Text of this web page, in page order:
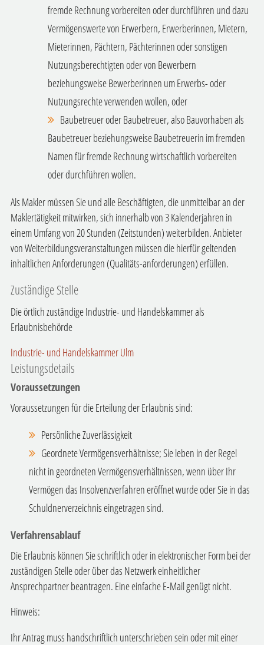
fremde Rechnung vorbereiten oder durchführen und dazu
Vermögenswerte von Erwerbern, Erwerberinnen, Mietern,
Mieterinnen, Pächtern, Pächterinnen oder sonstigen
Nutzungsberechtigten oder von Bewerbern
beziehungsweise Bewerberinnen um Erwerbs- oder
Nutzungsrechte verwenden wollen,oder
Baubetreuer oder Baubetreuer, also Bauvorhaben als
Baubetreuer beziehungsweise Baubetreuerin im fremden
Namen für fremde Rechnung wirtschaftlich vorbereiten
oder durchführen wollen.
Als Makler müssen Sie und alle Beschäftigten, die unmittelbar an der
Maklertätigkeit mitwirken, sich innerhalb von 3 Kalenderjahren in
einem Umfang von 20 Stunden (Zeitstunden) weiterbilden. Anbieter
von Weiterbildungsveranstaltungen müssen die hierfür geltenden
inhaltlichen Anforderungen (Qualitäts-anforderungen) erfüllen.
Zuständige Stelle
Die örtlich zuständige Industrie- und Handelskammer als
Erlaubnisbehörde
Industrie- und Handelskammer Ulm
Leistungsdetails
Voraussetzungen
Voraussetzungen für die Erteilung der Erlaubnis sind:
Persönliche Zuverlässigkeit
Geordnete Vermögensverhältnisse; Sie leben in der Regel
nicht in geordneten Vermögensverhältnissen, wenn über Ihr
Vermögen das Insolvenzverfahren eröffnet wurde oder Sie in das
Schuldnerverzeichnis eingetragen sind.
Verfahrensablauf
Die Erlaubnis können Sie schriftlich oder in elektronischer Form bei der
zuständigen Stelle oder über das Netzwerk einheitlicher
Ansprechpartner beantragen. Eine einfache E-Mail genügt nicht.
Hinweis:
Ihr Antrag muss handschriftlich unterschrieben sein oder mit einer